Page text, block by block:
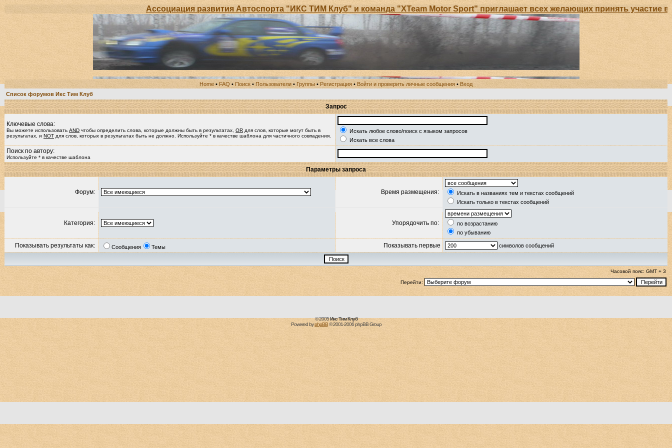
Ассоциация развития Автоспорта "ИКС ТИМ Клуб" и команда "XTeam Motor Sport" приглашает всех желающих принять участие в
Home • FAQ • Поиск • Пользователи • Группы • Регистрация • Войти и проверить личные сообщения • Вход
Список форумов Икс Тим Клуб
Запрос
Ключевые слова:
Вы можете использовать AND чтобы определить слова, которые должны быть в результатах, OR для слов, которые могут быть в
результатах, и NOT для слов, которых в результатах быть не должно. Используйте * в качестве шаблона для частичного совпадения.
Искать любое слово/поиск с языком запросов
Искать все слова
Поиск по автору:
Используйте * в качестве шаблона
Параметры запроса
Форум: Время размещения:
Искать в названиях тем и текстах сообщений
Искать только в текстах сообщений
Категория: Упорядочить по:
по возрастанию
по убыванию
Показывать результаты как: Сообщения Темы Показывать первые символов сообщений
Часовой пояс: GMT + 3
Перейти:
© 2005Икс Тим Клуб
Powered byphpBB© 2001-2006 phpBB Group